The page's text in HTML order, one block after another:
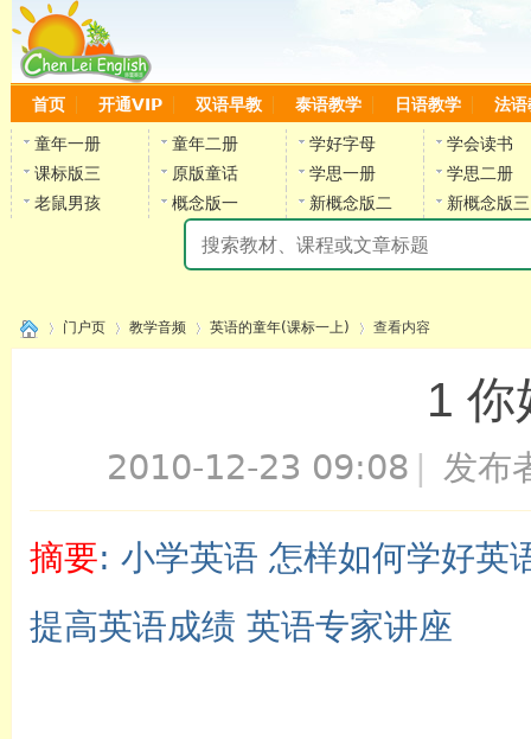
首页 开通VIP 双语早教 泰语教学 日语教学 法语
童年一册 童年二册 学好字母
学会读书
课标版三
原版童话 学思一册
学思二册
老鼠男孩
概念版一 新概念版二 新概念版三
门户页 教学音频 英语的童年(课标一上) 查看内容
1 你
2010-12-23 09:08 发布
摘要: 小学英语 怎样如何学好英
提高英语成绩 英语专家讲座